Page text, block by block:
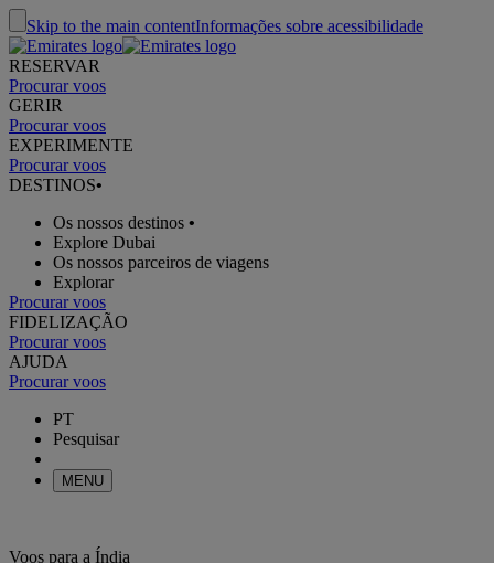
Skip to the main contentInformações sobre acessibilidade
RESERVAR
Procurar voos
GERIR
Procurar voos
EXPERIMENTE
Procurar voos
DESTINOS•
Os nossos destinos •
Explore Dubai
Os nossos parceiros de viagens
Explorar
Procurar voos
FIDELIZAÇÃO
Procurar voos
AJUDA
Procurar voos
PT
Pesquisar
MENU
Voos para a Índia